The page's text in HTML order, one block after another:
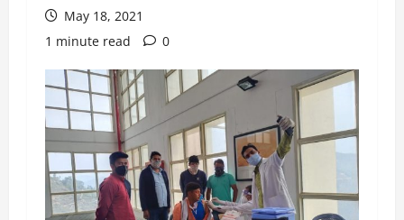
May 18, 2021
1 minute read
0